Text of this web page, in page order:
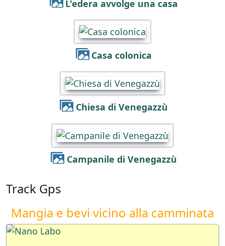
L'edera avvolge una casa
Casa colonica
Chiesa di Venegazzù
Campanile di Venegazzù
Track Gps
Mangia e bevi vicino alla camminata